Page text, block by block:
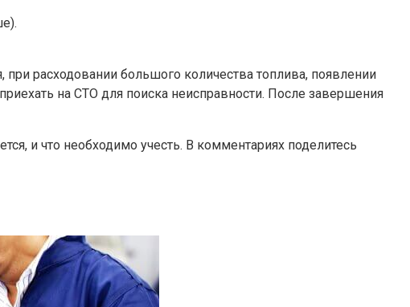
расходовании большого количества топлива, появлении
на СТО для поиска неисправности. После завершения
и что необходимо учесть. В комментариях поделитесь